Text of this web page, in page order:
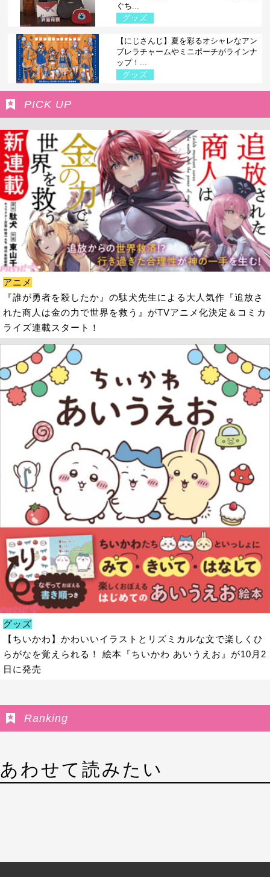
ぐち...
グッズ
【にじさんじ】夏を彩るオシャレなアン
ブレラチャームやミニポーチがラインナ
ップ！...
グッズ
PICK UP
アニメ
『誰が勇者を殺したか』の駄犬先生による大人気作『追放さ
れた商人は金の力で世界を救う』がTVアニメ化決定＆コミカ
ライズ連載スタート！
グッズ
【ちいかわ】かわいいイラストとリズミカルな文で楽しくひ
らがなを覚えられる！ 絵本『ちいかわ あいうえお』が10月2
日に発売
Ranking
あわせて読みたい